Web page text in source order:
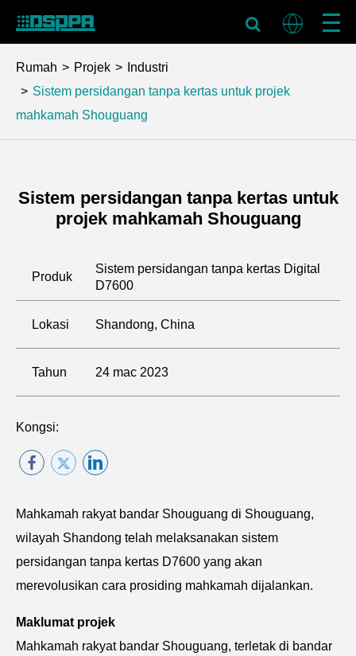
Rumah Projek
Industri
Sistem persidangan tanpa kertas untuk projek
mahkamah Shouguang
Sistem persidangan tanpa kertas untuk
projek mahkamah Shouguang
Produk
Sistem persidangan tanpa kertas Digital
D7600
Lokasi Shandong, China
Tahun 24 mac 2023
Kongsi:
Mahkamah rakyat bandar Shouguang di Shouguang,
wilayah Shandong telah melaksanakan sistem
persidangan tanpa kertas D7600 yang akan
merevolusikan cara prosiding mahkamah dijalankan.
Maklumat projek
Mahkamah rakyat bandar Shouguang, terletak di bandar